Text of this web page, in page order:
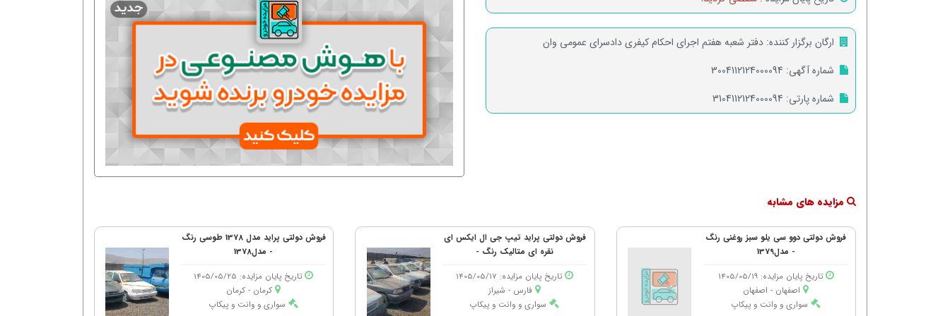
ارگان برگزار کننده: دفتر شعبه هفتم اجرای احکام کیفری دادسرای عمومی وان
شماره آگهی: 3004112124000094
شماره پارتی: 3104112124000094
مزایده های مشابه
فروش دولتی دوو سی یلو سبز روغنی رنگ
- مدل1379
تاریخ پایان مزایده: 1405/05/19
اصفهان - اصفهان
سواری و وانت و پیکاپ
فروش دولتی پراید تیپ جی ال ایکس ای
نقره ای متالیک رنگ -
تاریخ پایان مزایده: 1405/05/17
فارس - شیراز
سواری و وانت و پیکاپ
فروش دولتی پراید مدل 1378 طوسی رنگ
- مدل1378
تاریخ پایان مزایده: 1405/05/25
کرمان - كرمان
سواری و وانت و پیکاپ